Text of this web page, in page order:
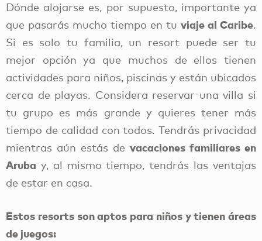
Dónde alojarse es, por supuesto, importante ya
que pasarás mucho tiempo en tu viaje al Caribe.
Si es solo tu familia, un resort puede ser tu
mejor opción ya que muchos de ellos tienen
actividades para niños, piscinas y están ubicados
cerca de playas. Considera reservar una villa si
tu grupo es más grande y quieres tener más
tiempo de calidad con todos. Tendrás privacidad
mientras aún estás de vacaciones familiares en
Aruba y, al mismo tiempo, tendrás las ventajas
de estar en casa.
Estos resorts son aptos para niños y tienen áreas
de juegos: